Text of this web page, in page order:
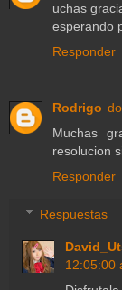
uchas
esperando
Responder
Rodrigo
Muchas
resolucion
Responder
Respuestas
12:05:00